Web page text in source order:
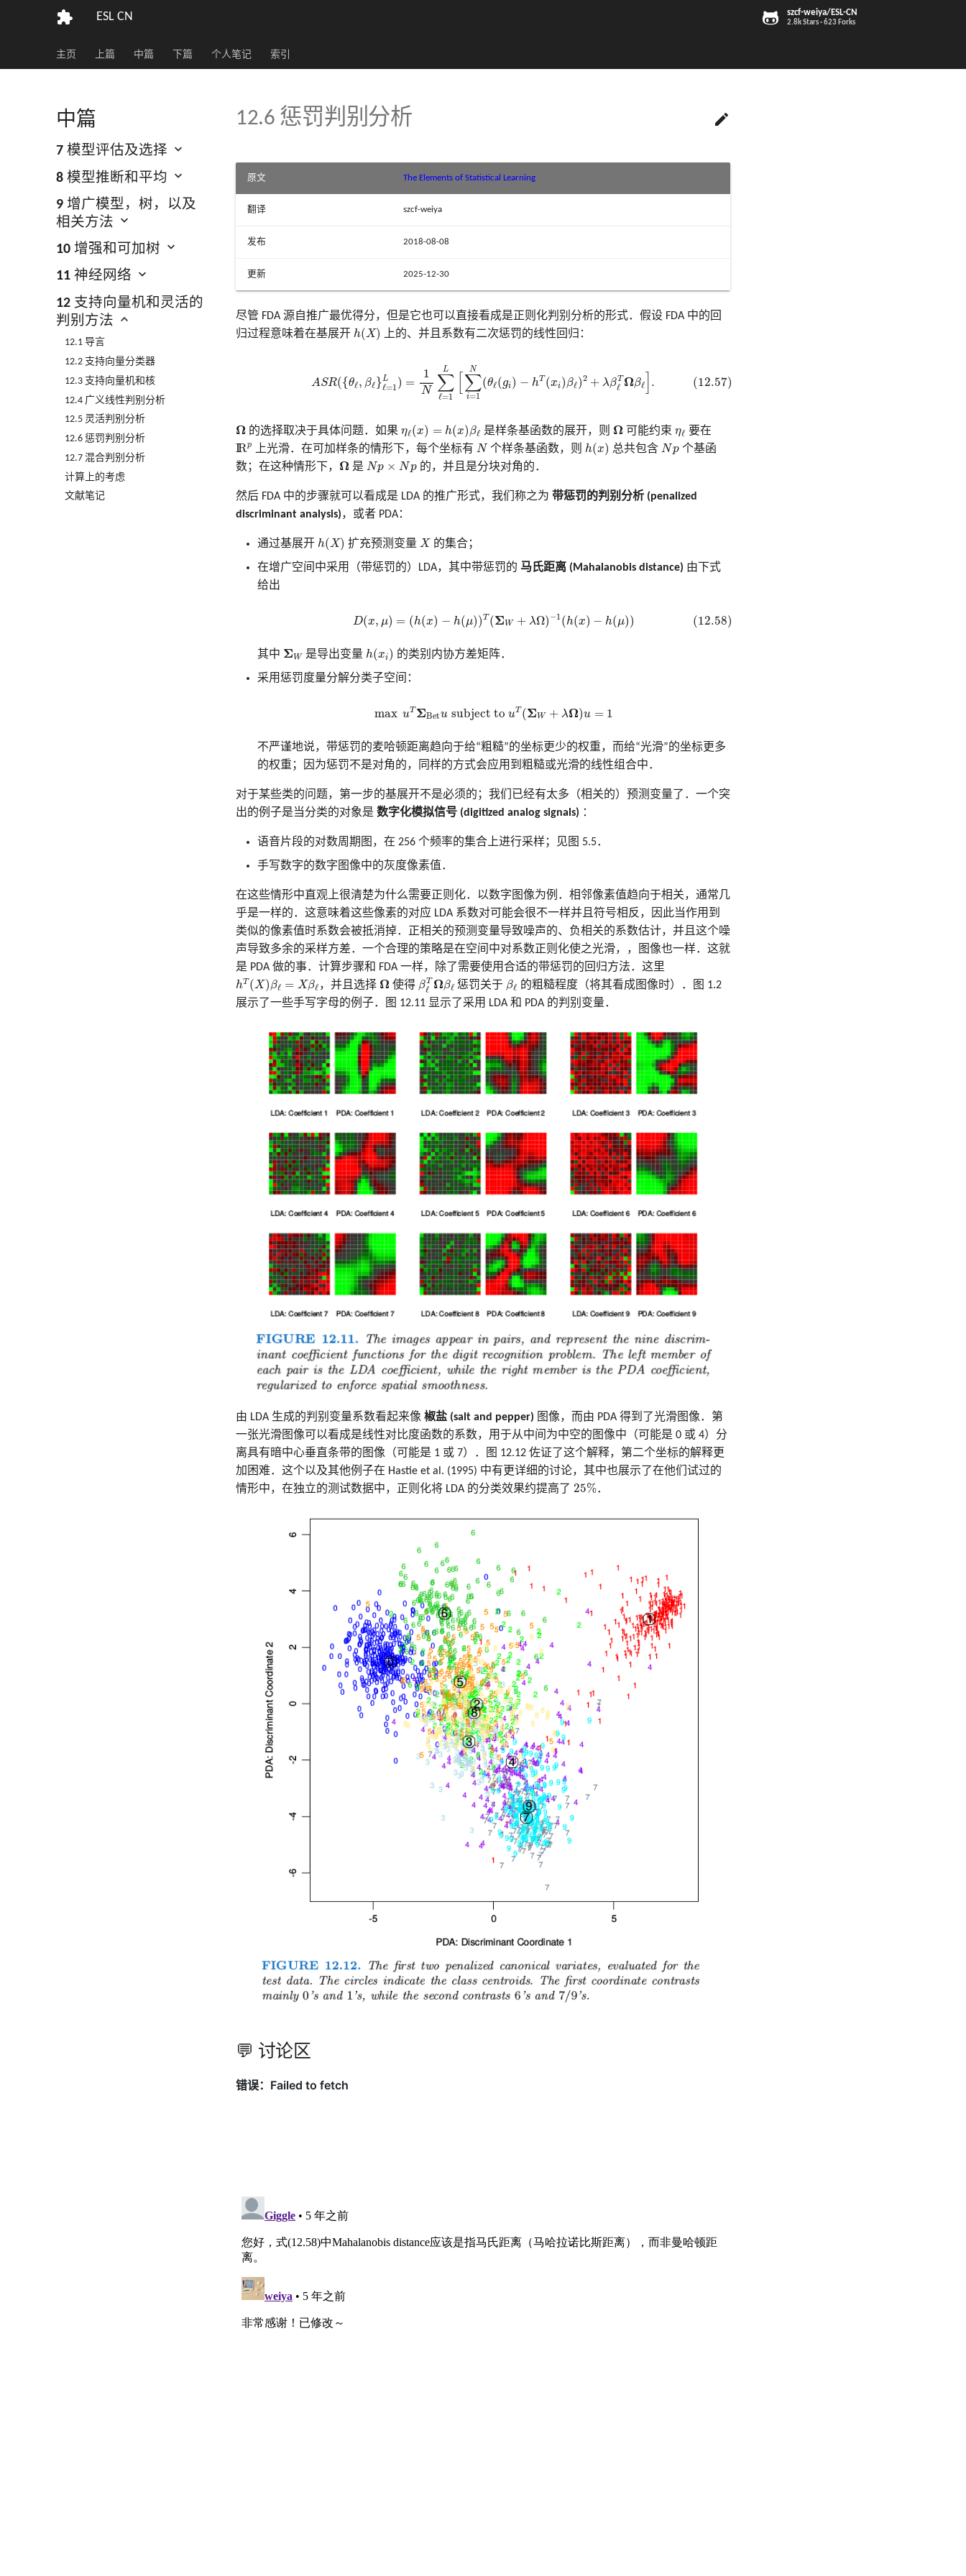
ESL CN szcf-weiya/ESL-CN
2.8k Stars 623 Forks
主页 上篇 中篇 下篇 个人笔记 索引
中篇
7 模型评估及选择
8 模型推断和平均
9 增广模型，树，以及
相关方法
10 增强和可加树
11 神经网络
12 支持向量机和灵活的
判别方法
12.1 导言
12.2 支持向量分类器
12.3 支持向量机和核
12.4 广义线性判别分析
12.5 灵活判别分析
12.6 惩罚判别分析
12.7 混合判别分析
计算上的考虑
文献笔记

12.6 惩罚判别分析
原文 The Elements of Statistical Learning
翻译 szcf-weiya
发布 2018-08-08
更新 2025-12-30
尽管 FDA 源自推广最优得分，但是它也可以直接看成是正则化判别分析的形式．假设 FDA 中的回
归过程意味着在基展开 h(X)
h (X)
上的、并且系数有二次惩罚的线性回归：
ASR({θℓ, βℓ }L
ℓ=1 ) =
1
N
L
∑
ℓ=1
N
∑
i=1
(θℓ(gi) − hT (xi)βℓ)2 + λβT
ℓ Ωβℓ . (12.57)
N 1L
Ω
Ω 的选择取决于具体问题．如果 ηℓ(x) = h(x)βℓ
ℓ( )= x) β
是样条基函数的展开，则 Ω
Ω 可能约束ηℓ
ηℓ 要在
IRp
IRp
上光滑．在可加样条的情形下，每个坐标有 N
N
个样条基函数，则h(x)
h (x
总共包含Np
Np
个基函
数；在这种情形下， Ω
Ω 是 Np × Np
Np N
的，并且是分块对角的．
然后 FDA 中的步骤就可以看成是 LDA 的推广形式，我们称之为 带惩罚的判别分析 (penalized
discriminant analysis)，或者 PDA：
通过基展开 h(X)
h (X)
扩充预测变量X
X
的集合；
在增广空间中采用（带惩罚的）LDA，其中带惩罚的 马氏距离 (Mahalanobis distance) 由下式
给出
D(x, μ) = (h(x) − h(μ))T (ΣW + λΩ) −1 (h(x) − h(μ)) (12.58)
(12.58)D x μ x − h (μ ) ) 1 h x −
其中 ΣW
ΣW 是导出变量h(xi)
h (x
的类别内协方差矩阵．
采用惩罚度量分解分类子空间：
max uT ΣBetu subject to uT (ΣW + λΩ)u = 1
max uT =
不严谨地说，带惩罚的麦哈顿距离趋向于给“粗糙”的坐标更少的权重，而给“光滑”的坐标更多
的权重；因为惩罚不是对角的，同样的方式会应用到粗糙或光滑的线性组合中．
对于某些类的问题，第一步的基展开不是必须的；我们已经有太多（相关的）预测变量了．一个突
出的例子是当分类的对象是 数字化模拟信号 (digitized analog signals) ：
语音片段的对数周期图，在 256 个频率的集合上进行采样；见图 5.5．
手写数字的数字图像中的灰度像素值．
在这些情形中直观上很清楚为什么需要正则化．以数字图像为例．相邻像素值趋向于相关，通常几
乎是一样的．这意味着这些像素的对应 LDA 系数对可能会很不一样并且符号相反，因此当作用到
类似的像素值时系数会被抵消掉．正相关的预测变量导致噪声的、负相关的系数估计，并且这个噪
声导致多余的采样方差．一个合理的策略是在空间中对系数正则化使之光滑，，图像也一样．这就
是 PDA 做的事．计算步骤和 FDA 一样，除了需要使用合适的带惩罚的回归方法．这里
hT (X)βℓ = Xβℓ
h T(X)β ℓ=
，并且选择 Ω
Ω 使得 βT
ℓ Ωβℓ
βℓTΩ β ℓ
惩罚关于 βℓ
βℓ
的粗糙程度（将其看成图像时）．图 1.2
展示了一些手写字母的例子．图 12.11 显示了采用 LDA 和 PDA 的判别变量．
由 LDA 生成的判别变量系数看起来像 椒盐 (salt and pepper) 图像，而由 PDA 得到了光滑图像．第
一张光滑图像可以看成是线性对比度函数的系数，用于从中间为中空的图像中（可能是 0 或 4）分
离具有暗中心垂直条带的图像（可能是 1 或 7）．图 12.12 佐证了这个解释，第二个坐标的解释更
加困难．这个以及其他例子在 Hastie et al. (1995) 中有更详细的讨论，其中也展示了在他们试过的
情形中，在独立的测试数据中，正则化将 LDA 的分类效果约提高了 25%
25%
．
💬 讨论区